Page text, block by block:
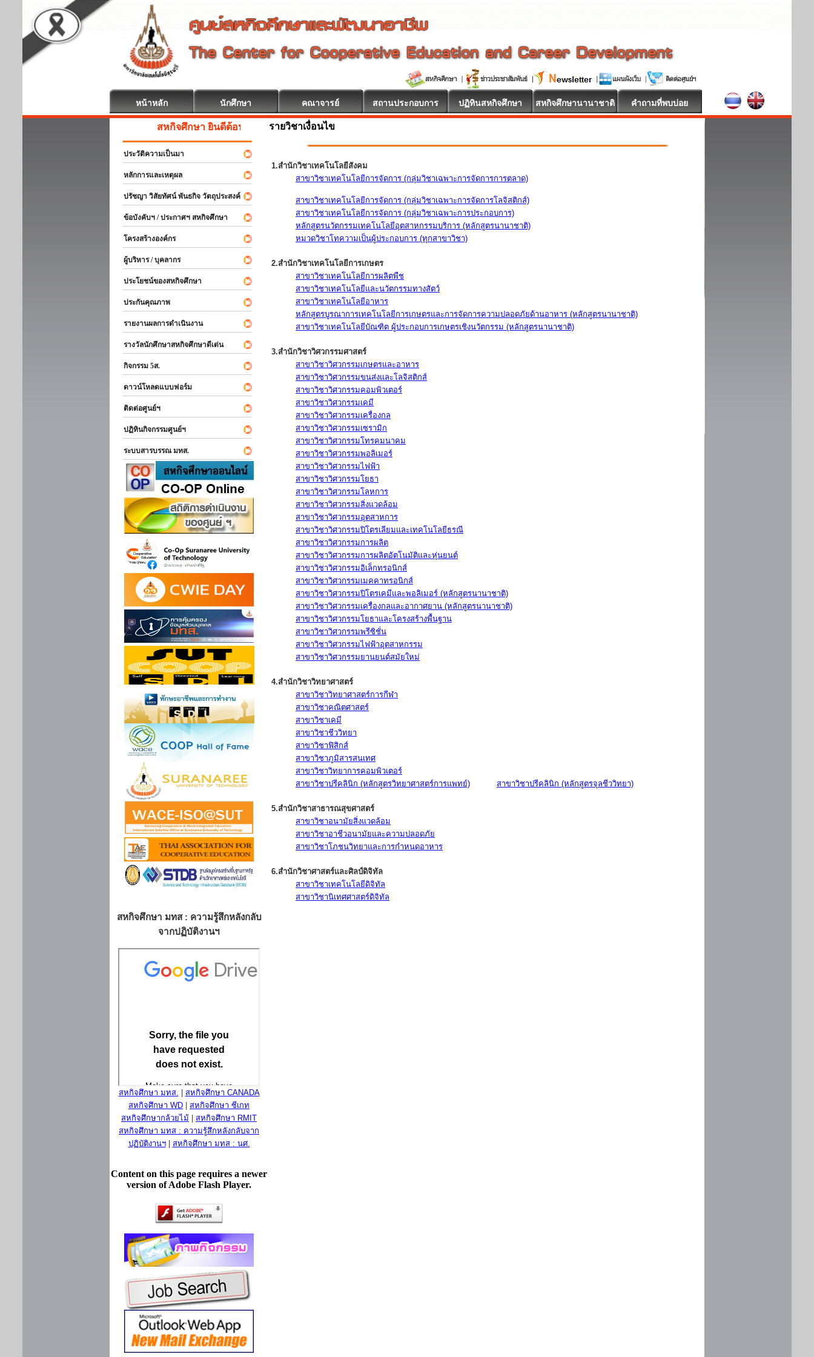
หน้าหลัก นักศึกษา คณาจารย์ สถานประกอบการ ปฏิทินสหกิจศึกษา สหกิจศึกษานานาชาติ คำถามที่พบบ่อย
สหกิจศึกษา ยินดีต้อนรับ
ประวัติความเป็นมา
หลักการและเหตุผล
ปรัชญา วิสัยทัศน์ พันธกิจ วัตถุประสงค์
ข้อบังคับฯ / ประกาศฯ สหกิจศึกษา
โครงสร้างองค์กร
ผู้บริหาร / บุคลากร
ประโยชน์ของสหกิจศึกษา
ประกันคุณภาพ
รายงานผลการดำเนินงาน
รางวัลนักศึกษาสหกิจศึกษาดีเด่น
กิจกรรม 5ส.
ดาวน์โหลดแบบฟอร์ม
ติดต่อศูนย์ฯ
ปฏิทินกิจกรรมศูนย์ฯ
ระบบสารบรรณ มทส.
สหกิจศึกษา มทส : ความรู้สึกหลังกลับ
จากปฏิบัติงานฯ
สหกิจศึกษา มทส.
สหกิจศึกษา CANADA
สหกิจศึกษา WD
สหกิจศึกษา ซีเกท
สหกิจศึกษากล้วยไม้
สหกิจศึกษา RMIT
สหกิจศึกษา มทส : ความรู้สึกหลังกลับจาก
ปฏิบัติงานฯ| สหกิจศึกษา มทส : นศ.
Content on this page requires a newer
version of Adobe Flash Player.
รายวิชาเงื่อนไข
1.สำนักวิชาเทคโนโลยีสังคม
สาขาวิชาเทคโนโลยีการจัดการ (กลุ่มวิชาเฉพาะการจัดการการตลาด)
สาขาวิชาเทคโนโลยีการจัดการ (กลุ่มวิชาเฉพาะการจัดการโลจิสติกส์)
สาขาวิชาเทคโนโลยีการจัดการ (กลุ่มวิชาเฉพาะการประกอบการ)
หลักสูตรนวัตกรรมเทคโนโลยีอุตสาหกรรมบริการ (หลักสูตรนานาชาติ)
หมวดวิชาโทความเป็นผู้ประกอบการ (ทุกสาขาวิชา)
2.สำนักวิชาเทคโนโลยีการเกษตร
สาขาวิชาเทคโนโลยีการผลิตพืช
สาขาวิชาเทคโนโลยีและนวัตกรรมทางสัตว์
สาขาวิชาเทคโนโลยีอาหาร
หลักสูตรบูรณาการเทคโนโลยีการเกษตรและการจัดการความปลอดภัยด้านอาหาร (หลักสูตรนานาชาติ)
สาขาวิชาเทคโนโลยีบัณฑิต ผู้ประกอบการเกษตรเชิงนวัตกรรม (หลักสูตรนานาชาติ)
3.สำนักวิชาวิศวกรรมศาสตร์
สาขาวิชาวิศวกรรมเกษตรและอาหาร
สาขาวิชาวิศวกรรมขนส่งและโลจิสติกส์
สาขาวิชาวิศวกรรมคอมพิวเตอร์
สาขาวิชาวิศวกรรมเคมี
สาขาวิชาวิศวกรรมเครื่องกล
สาขาวิชาวิศวกรรมเซรามิก
สาขาวิชาวิศวกรรมโทรคมนาคม
สาขาวิชาวิศวกรรมพอลิเมอร์
สาขาวิชาวิศวกรรมไฟฟ้า
สาขาวิชาวิศวกรรมโยธา
สาขาวิชาวิศวกรรมโลหการ
สาขาวิชาวิศวกรรมสิ่งแวดล้อม
สาขาวิชาวิศวกรรมอุตสาหการ
สาขาวิชาวิศวกรรมปิโตรเลียมและเทคโนโลยีธรณี
สาขาวิชาวิศวกรรมการผลิต
สาขาวิชาวิศวกรรมการผลิตอัตโนมัติและหุ่นยนต์
สาขาวิชาวิศวกรรมอิเล็กทรอนิกส์
สาขาวิชาวิศวกรรมเมคคาทรอนิกส์
สาขาวิชาวิศวกรรมปิโตรเคมีและพอลิเมอร์ (หลักสูตรนานาชาติ)
สาขาวิชาวิศวกรรมเครื่องกลและอากาศยาน (หลักสูตรนานาชาติ)
สาขาวิชาวิศวกรรมโยธาและโครงสร้างพื้นฐาน
สาขาวิชาวิศวกรรมพรีซิชั่น
สาขาวิชาวิศวกรรมไฟฟ้าอุตสาหกรรม
สาขาวิชาวิศวกรรมยานยนต์สมัยใหม่
4.สำนักวิชาวิทยาศาสตร์
สาขาวิชาวิทยาศาสตร์การกีฬา
สาขาวิชาคณิตศาสตร์
สาขาวิชาเคมี
สาขาวิชาชีววิทยา
สาขาวิชาฟิสิกส์
สาขาวิชาภูมิสารสนเทศ
สาขาวิชาวิทยาการคอมพิวเตอร์
สาขาวิชาปรีคลินิก (หลักสูตรวิทยาศาสตร์การแพทย์)
สาขาวิชาปรีคลินิก (หลักสูตรจุลชีววิทยา)
5.สำนักวิชาสาธารณสุขศาสตร์
สาขาวิชาอนามัยสิ่งแวดล้อม
สาขาวิชาอาชีวอนามัยและความปลอดภัย
สาขาวิชาโภชนวิทยาและการกำหนดอาหาร
6.สำนักวิชาศาสตร์และศิลป์ดิจิทัล
สาขาวิชาเทคโนโลยีดิจิทัล
สาขาวิชานิเทศศาสตร์ดิจิทัล